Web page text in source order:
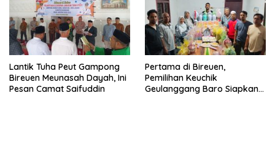
Lantik Tuha Peut Gampong
Bireuen Meunasah Dayah, Ini
Pertama di Bireuen,
Pemilihan Keuchik
Geulanggang Baro Siapkan